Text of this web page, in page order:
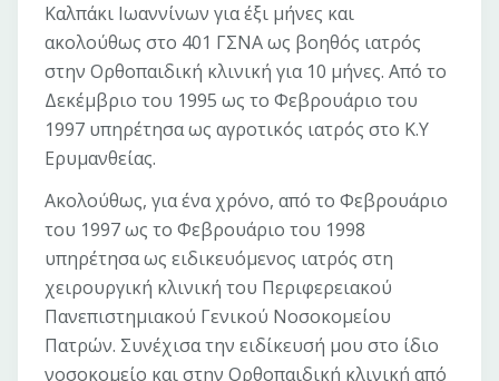
Καλπάκι Ιωαννίνων για έξι μήνες και
ακολούθως στο 401 ΓΣΝΑ ως βοηθός ιατρός
στην Ορθοπαιδική κλινική για 10 μήνες. Από το
Δεκέμβριο του 1995 ως το Φεβρουάριο του
1997 υπηρέτησα ως αγροτικός ιατρός στο Κ.Υ
Ερυμανθείας.
Ακολούθως, για ένα χρόνο, από το Φεβρουάριο
του 1997 ως το Φεβρουάριο του 1998
υπηρέτησα ως ειδικευόμενος ιατρός στη
χειρουργική κλινική του Περιφερειακού
Πανεπιστημιακού Γενικού Νοσοκομείου
Πατρών. Συνέχισα την ειδίκευσή μου στο ίδιο
νοσοκομείο και στην Ορθοπαιδική κλινική από